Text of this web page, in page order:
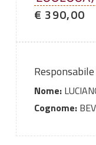
€ 390,00
Nome:
Cognome: